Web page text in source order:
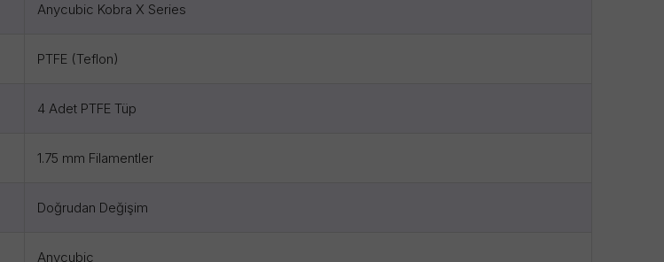
Anycubic Kobra X Series
PTFE (Teflon)
4 Adet PTFE Tüp
1.75 mm Filamentler
Doğrudan Değişim
Anycubic